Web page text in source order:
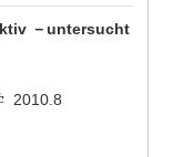
－untersucht
2010.8